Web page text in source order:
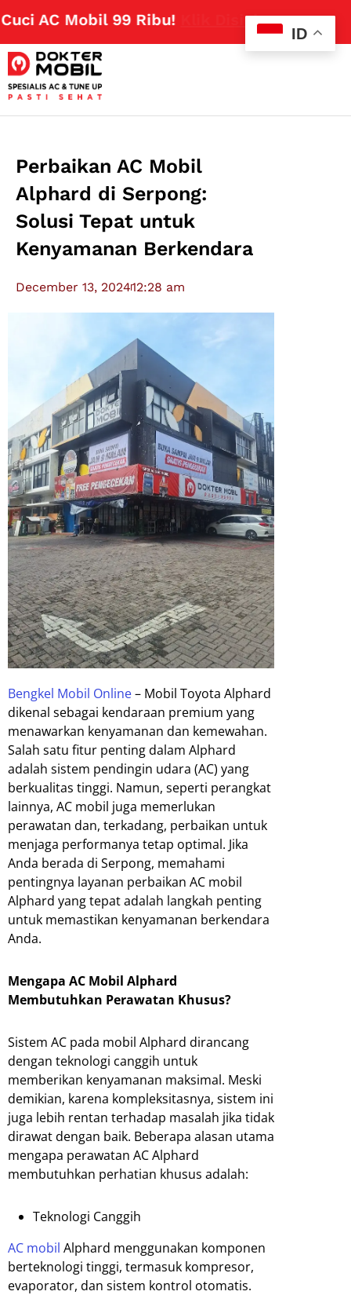
AC Mobil 99 Ribu!Klik Disini
Perbaikan AC Mobil
Alphard di Serpong:
Solusi Tepat untuk
Kenyamanan Berkendara
December 13, 202412:28 am
Bengkel Mobil Online– Mobil Toyota Alphard
dikenal sebagai kendaraan premium yang
menawarkan kenyamanan dan kemewahan.
Salah satu fitur penting dalam Alphard
adalah sistem pendingin udara (AC) yang
berkualitas tinggi. Namun, seperti perangkat
lainnya, AC mobil juga memerlukan
perawatan dan, terkadang, perbaikan untuk
menjaga performanya tetap optimal. Jika
Anda berada di Serpong, memahami
pentingnya layanan perbaikan AC mobil
Alphard yang tepat adalah langkah penting
untuk memastikan kenyamanan berkendara
Anda.
Mengapa AC Mobil Alphard
Membutuhkan Perawatan Khusus?
Sistem AC pada mobil Alphard dirancang
dengan teknologi canggih untuk
memberikan kenyamanan maksimal. Meski
demikian, karena kompleksitasnya, sistem ini
juga lebih rentan terhadap masalah jika tidak
dirawat dengan baik. Beberapa alasan utama
mengapa perawatan AC Alphard
membutuhkan perhatian khusus adalah:
Teknologi Canggih
AC mobil Alphard menggunakan komponen
berteknologi tinggi, termasuk kompresor,
evaporator, dan sistem kontrol otomatis.
ID